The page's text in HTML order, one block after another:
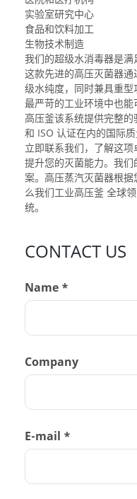
实验室研究中心
食品和饮料加工
生物技术制造
我们的超级水消毒器是满
这款先进的高压灭菌器通
级水纯度，同时兼具重型
最严苛的工业环境中也
高压釜该系统提供完整的
和 ISO 认证在内的国际质
立即联系我们，了解这项
提升您的灭菌能力。我
案。 高压蒸汽灭菌器根据
么我们工业高压釜 全球
统。
CONTACT US
Name *
Company
E-mail *